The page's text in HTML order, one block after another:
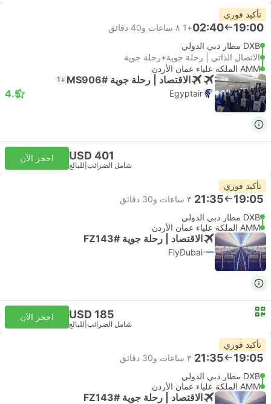
تأكيد فوري
19:00
02:40
+1
٨ ساعات و‫40 دقائق
DXB مطار دبي الدولي
الاتصال الذاتي | رحلة جوية+رحلة جوية
AMM الملكة علياء عمان الأردن
الاقتصاد | رحلة جوية #MS906 +1
Egyptair
4.5
USD 401
شامل الضرائب للبالغ
احجز الآن
تأكيد فوري
19:05
21:35 ٣ ساعات و‫30 دقائق
DXB مطار دبي الدولي
AMM الملكة علياء عمان الأردن
الاقتصاد | رحلة جوية #FZ143
FlyDubai
USD 185
شامل الضرائب للبالغ
احجز الآن
تأكيد فوري
19:05
21:35 ٣ ساعات و‫30 دقائق
DXB مطار دبي الدولي
AMM الملكة علياء عمان الأردن
الاقتصاد | رحلة جوية #FZ143